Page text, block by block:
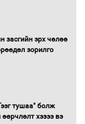
засгийн эрх чөлөө
зорилго
тушаа" болж
хэзээ вэ